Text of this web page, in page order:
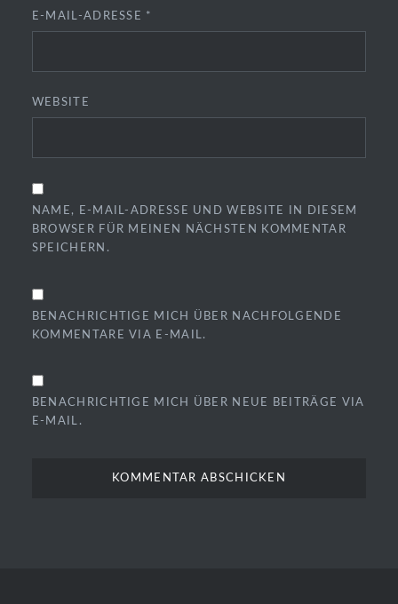
E-MAIL-ADRESSE *
WEBSITE
NAME, E-MAIL-ADRESSE UND WEBSITE IN DIESEM
BROWSER FÜR MEINEN NÄCHSTEN KOMMENTAR
SPEICHERN.
BENACHRICHTIGE MICH ÜBER NACHFOLGENDE
KOMMENTARE VIA E-MAIL.
BENACHRICHTIGE MICH ÜBER NEUE BEITRÄGE VIA
E-MAIL.